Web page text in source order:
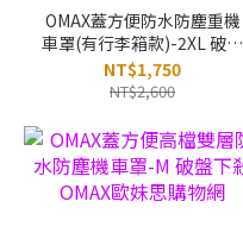
OMAX蓋方便防水防塵重機
車罩(有行李箱款)-2XL 破盤
下殺 OMAX歐妹思購物網
NT$1,750
NT$2,600